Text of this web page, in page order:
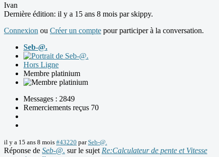
Ivan
Dernière édition: il y a 15 ans 8 mois parskippy.
Connexion ou Créer un compte pour participer à la conversation.
Seb-@.
Hors Ligne
Membre platinium
Messages : 2849
Remerciements reçus 70
il y a 15 ans 8 mois #43220 parSeb-@.
Réponse de Seb-@. sur le sujet Re:Calculateur de pente et Vitesse